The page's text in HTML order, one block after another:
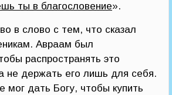
ты в благословение».
в слово с тем, что сказал
Авраам был
распространять это
не держать его лишь для себя.
мог дать Богу, чтобы купить